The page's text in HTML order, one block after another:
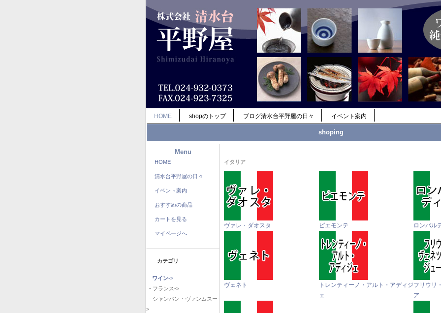
HOME shopのトップ ブログ清水台平野屋の日々 イベント案内
shoping
Menu
HOME
清水台平野屋の日々
イベント案内
おすすめの商品
カートを見る
マイページへ
カテゴリ
ワイン->
- フランス->
- シャンパン・ヴァンムスー-
>
イタリア
ヴァレ・ダオスタ ピエモンテ ロンバル
ヴェネト
トレンティーノ・アルト・アディジ
ェ
フリウリ
ア